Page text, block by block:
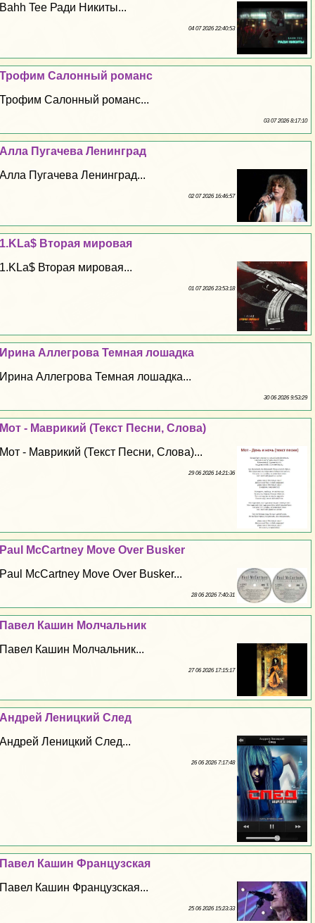
Bahh Tee Ради Никиты...
04 07 2026 22:40:53
Трофим Салонный романс
Трофим Салонный романс...
03 07 2026 8:17:10
Алла Пугачева Ленинград
Алла Пугачева Ленинград...
02 07 2026 16:46:57
1.KLa$ Вторая мировая
1.KLa$ Вторая мировая...
01 07 2026 23:53:18
Ирина Аллегрова Темная лошадка
Ирина Аллегрова Темная лошадка...
30 06 2026 9:53:29
Мот - Маврикий (Текст Песни, Слова)
Мот - Маврикий (Текст Песни, Слова)...
29 06 2026 14:21:36
Paul McCartney Move Over Busker
Paul McCartney Move Over Busker...
28 06 2026 7:40:31
Павел Кашин Молчальник
Павел Кашин Молчальник...
27 06 2026 17:15:17
Андрей Леницкий След
Андрей Леницкий След...
26 06 2026 7:17:48
Павел Кашин Французская
Павел Кашин Французская...
25 06 2026 15:23:33